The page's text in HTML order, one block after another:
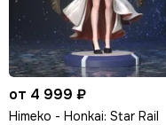
от 4 999 ₽
Himeko - Honkai: Star Rail